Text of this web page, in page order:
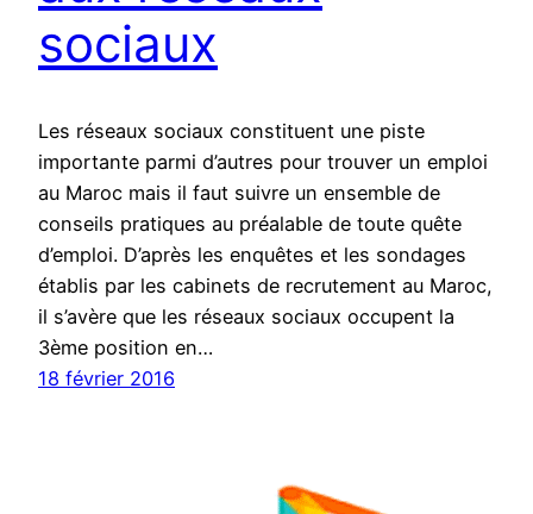
sociaux
Les réseaux sociaux constituent une piste
importante parmi d’autres pour trouver un emploi
au Maroc mais il faut suivre un ensemble de
conseils pratiques au préalable de toute quête
d’emploi. D’après les enquêtes et les sondages
établis par les cabinets de recrutement au Maroc,
il s’avère que les réseaux sociaux occupent la
3ème position en…
18 février 2016